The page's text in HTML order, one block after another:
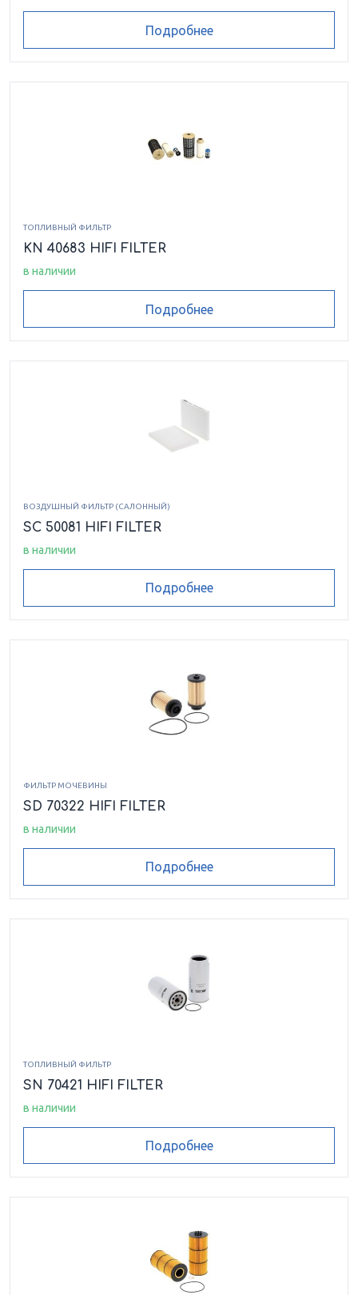
Подробнее
ТОПЛИВНЫЙ ФИЛЬТР
KN 40683 HIFI FILTER
в наличии
Подробнее
ВОЗДУШНЫЙ ФИЛЬТР (САЛОННЫЙ)
SC 50081 HIFI FILTER
в наличии
Подробнее
ФИЛЬТР МОЧЕВИНЫ
SD 70322 HIFI FILTER
в наличии
Подробнее
ТОПЛИВНЫЙ ФИЛЬТР
SN 70421 HIFI FILTER
в наличии
Подробнее